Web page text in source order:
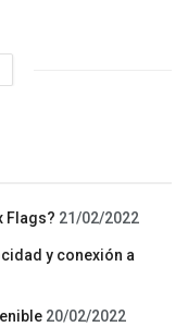
Flags? 21/02/2022
y conexión a
20/02/2022